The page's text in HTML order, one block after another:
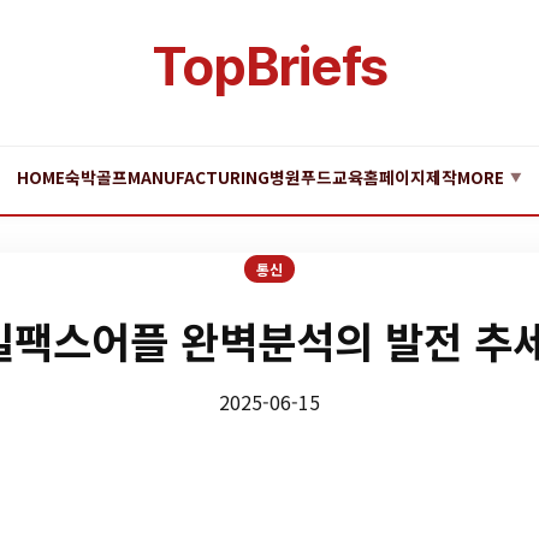
TopBriefs
HOME숙박골프MANUFACTURING병원푸드교육홈페이지제작MORE ▼
통신
팩스어플 완벽분석의 발전 추
2025-06-15